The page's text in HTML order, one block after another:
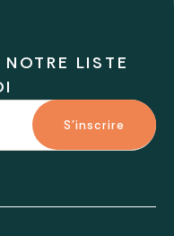
LISTE
S'inscrire